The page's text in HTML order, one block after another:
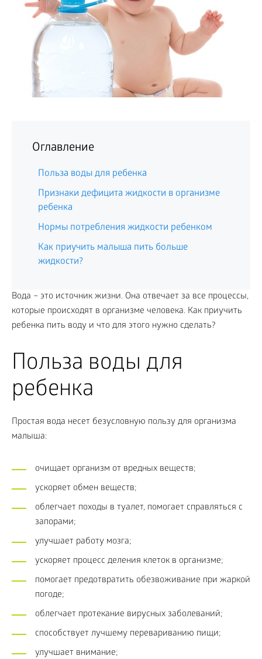
Оглавление
Польза воды для ребенка
Признаки дефицита жидкости в организме
ребенка
Нормы потребления жидкости ребенком
Как приучить малыша пить больше
жидкости?
Вода – это источник жизни. Она отвечает за все процессы,
которые происходят в организме человека. Как приучить
ребенка пить воду и что для этого нужно сделать?
Польза воды для
ребенка
Простая вода несет безусловную пользу для организма
малыша:
очищает организм от вредных веществ;
ускоряет обмен веществ;
облегчает походы в туалет, помогает справляться с
запорами;
улучшает работу мозга;
ускоряет процесс деления клеток в организме;
помогает предотвратить обезвоживание при жаркой
погоде;
облегчает протекание вирусных заболеваний;
способствует лучшему перевариванию пищи;
улучшает внимание;